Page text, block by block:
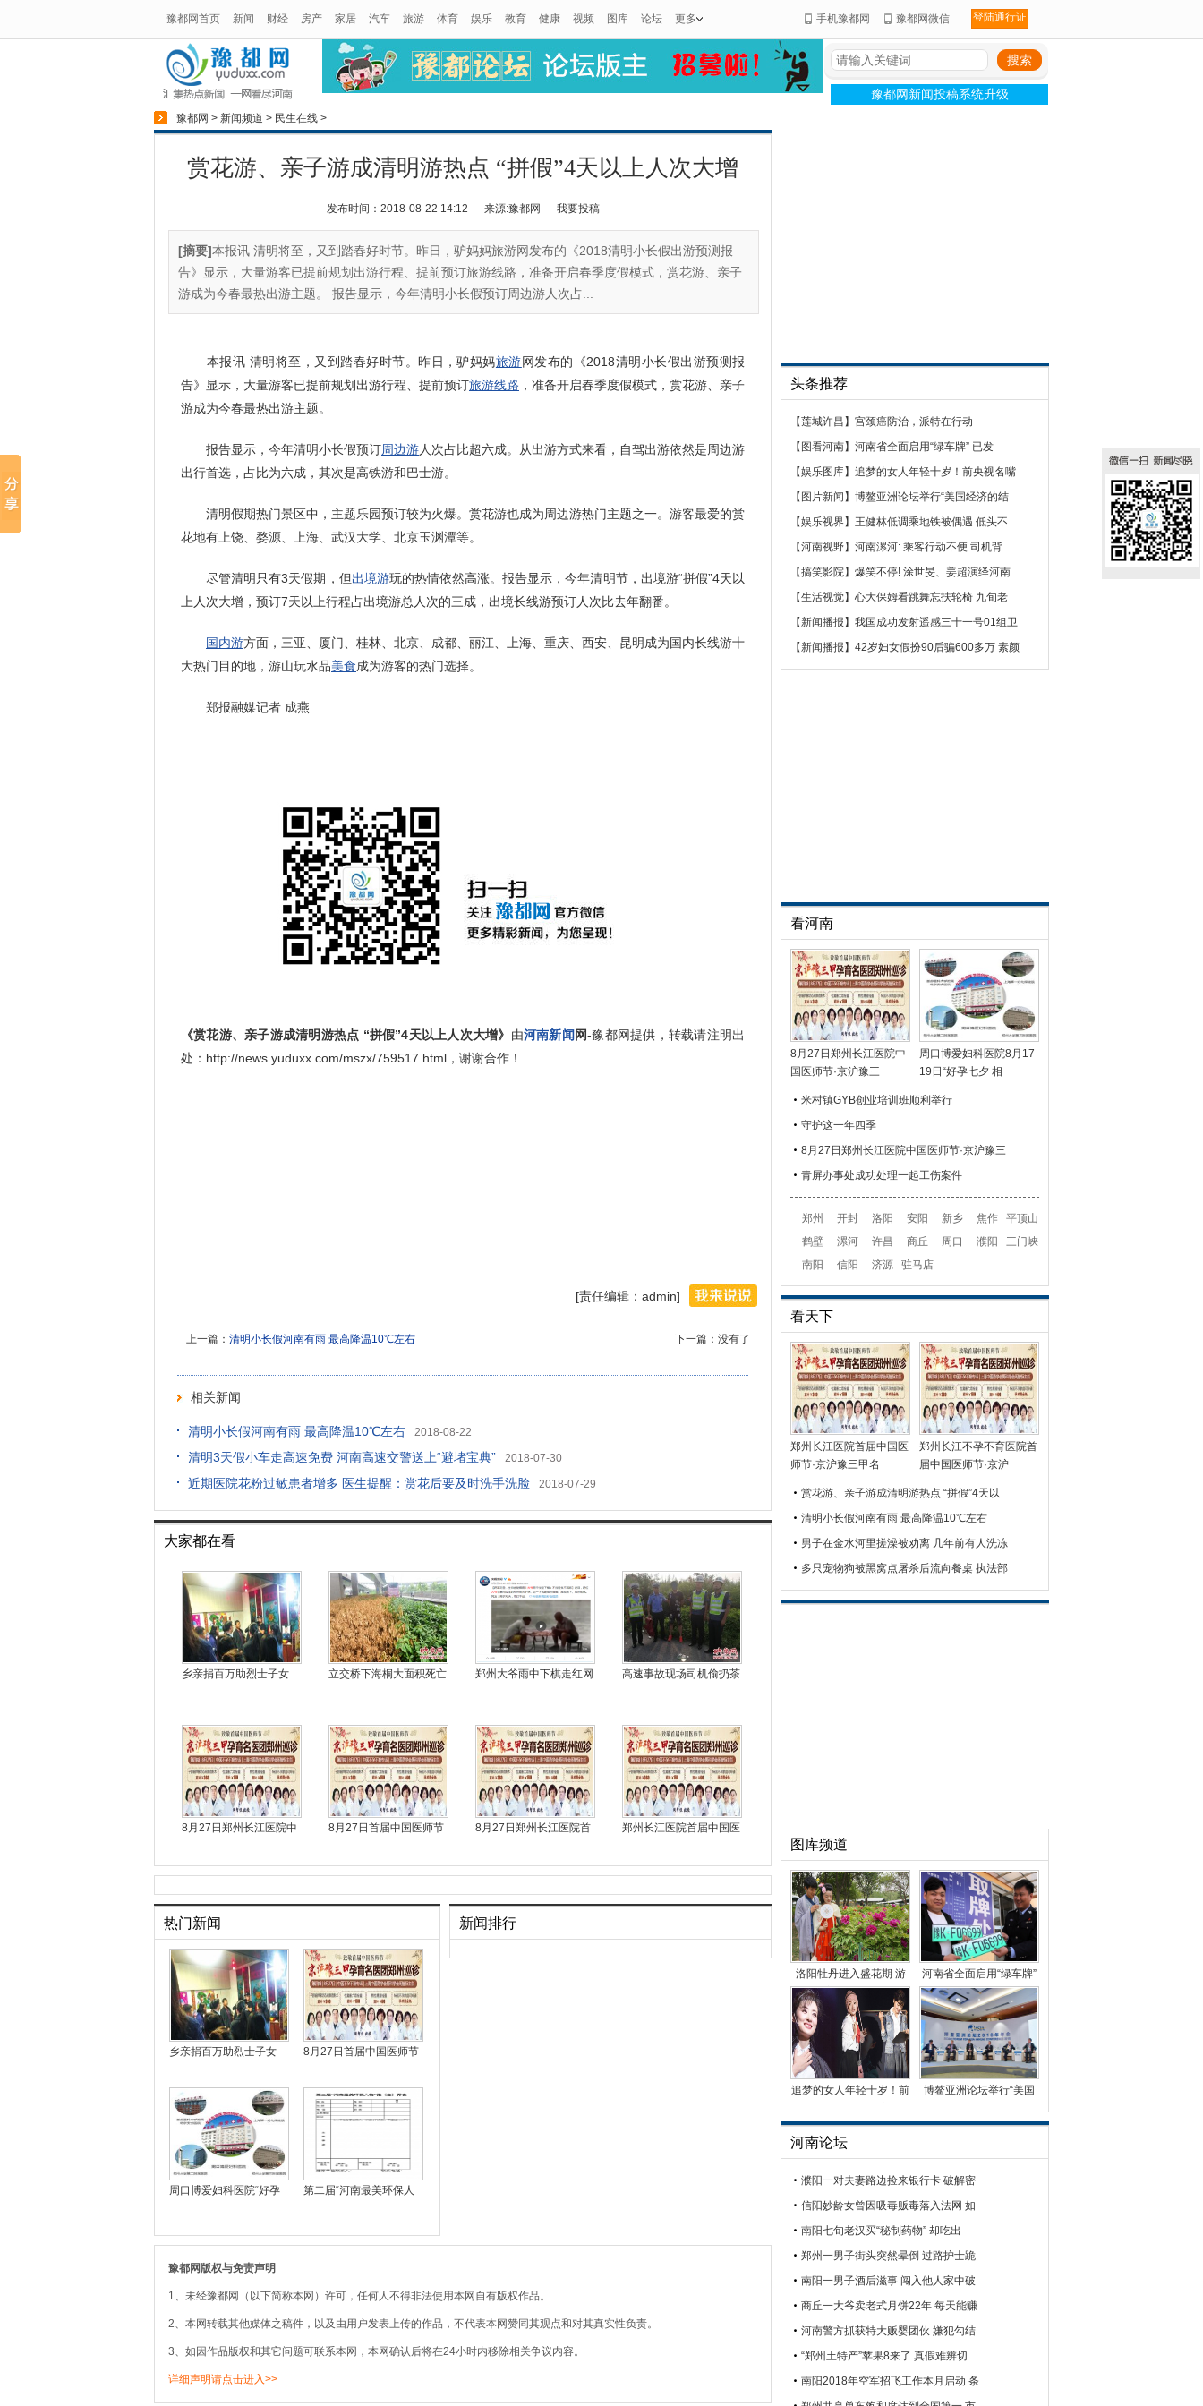
豫都网首页 新闻 财经 房产 家居 汽车 旅游 体育 娱乐 教育 健康 视频 图库 论坛 更多 手机豫都网 豫都网微信 登陆通行证
豫都网新闻投稿系统升级
豫都网 > 新闻频道 > 民生在线 >
赏花游、亲子游成清明游热点 “拼假”4天以上人次大增
发布时间：2018-08-22 14:12 来源:豫都网 我要投稿
[摘要]本报讯 清明将至，又到踏春好时节。昨日，驴妈妈旅游网发布的《2018清明小长假出游预测报
告》显示，大量游客已提前规划出游行程、提前预订旅游线路，准备开启春季度假模式，赏花游、亲子
游成为今春最热出游主题。 报告显示，今年清明小长假预订周边游人次占...
本报讯 清明将至，又到踏春好时节。昨日，驴妈妈旅游网发布的《2018清明小长假出游预测报
告》显示，大量游客已提前规划出游行程、提前预订旅游线路 ，准备开启春季度假模式，赏花游、亲子
游成为今春最热出游主题。
报告显示，今年清明小长假预订周边游人次占比超六成。从出游方式来看，自驾出游依然是周边游
出行首选，占比为六成，其次是高铁游和巴士游。
清明假期热门景区中，主题乐园预订较为火爆。赏花游也成为周边游热门主题之一。游客最爱的赏
花地有上饶、婺源、上海、武汉大学、北京玉渊潭等。
尽管清明只有3天假期，但出境游玩的热情依然高涨。报告显示，今年清明节，出境游“拼假”4天以
上人次大增，预订7天以上行程占出境游总人次的三成，出境长线游预订人次比去年翻番。
国内游方面，三亚、厦门、桂林、北京、成都、丽江、上海、重庆、西安、昆明成为国内长线游十
大热门目的地，游山玩水品美食成为游客的热门选择。
郑报融媒记者 成燕
《赏花游、亲子游成清明游热点 “拼假”4天以上人次大增》 由河南新闻 网-豫都网提供，转载请注明出
处：http://news.yuduxx.com/mszx/759517.html，谢谢合作！
[责任编辑：admin]
下一篇：没有了
上一篇： 清明小长假河南有雨 最高降温10℃左右
相关新闻
清明小长假河南有雨 最高降温10℃左右 2018-08-22
清明3天假小车走高速免费 河南高速交警送上“避堵宝典” 2018-07-30
近期医院花粉过敏患者增多 医生提醒：赏花后要及时洗手洗脸 2018-07-29
大家都在看
乡亲捐百万助烈士子女 立交桥下海桐大面积死亡 郑州大爷雨中下棋走红网 高速事故现场司机偷扔茶
8月27日郑州长江医院中 8月27日首届中国医师节 8月27日郑州长江医院首 郑州长江医院首届中国医
热门新闻
乡亲捐百万助烈士子女 8月27日首届中国医师节
周口博爱妇科医院“好孕 第二届“河南最美环保人
新闻排行
豫都网版权与免责声明
1、未经豫都网（以下简称本网）许可，任何人不得非法使用本网自有版权作品。
2、本网转载其他媒体之稿件，以及由用户发表上传的作品，不代表本网赞同其观点和对其真实性负责。
3、如因作品版权和其它问题可联系本网，本网确认后将在24小时内移除相关争议内容。
详细声明请点击进入>>
头条推荐
【莲城许昌 】 宫颈癌防治，派特在行动
【 图看河南】 河南省全面启用“绿车牌” 已发
【娱乐图库】 追梦的女人年轻十岁！前央视名嘴
【 图片新闻 】 博鳌亚洲论坛举行“美国经济的结
【娱乐视界】 王健林低调乘地铁被偶遇 低头不
【河南视野】 河南漯河: 乘客行动不便 司机背
【搞笑影院】 爆笑不停! 涂世旻、姜超演绎河南
【生活视觉】 心大保姆看跳舞忘扶轮椅 九旬老
【新闻播报 】 我国成功发射遥感三十一号01组卫
【新闻播报 】 42岁妇女假扮90后骗600多万 素颜
看河南
8月27日郑州长江医院中
国医师节·京沪豫三
周口博爱妇科医院8月17-
19日“好孕七夕 相
米村镇GYB创业培训班顺利举行
守护这一年四季
8月27日郑州长江医院中国医师节·京沪豫三
青屏办事处成功处理一起工伤案件
郑州 开封 洛阳 安阳 新乡 焦作
平顶山
鹤壁
漯河 许昌 商丘 周口 濮阳
三门峡
南阳
信阳 济源 驻马店
看天下
郑州长江医院首届中国医
师节·京沪豫三甲名
郑州长江不孕不育医院首
届中国医师节·京沪
赏花游、亲子游成清明游热点 “拼假”4天以
清明小长假河南有雨 最高降温10℃左右
男子在金水河里搓澡被劝离 几年前有人洗冻
多只宠物狗被黑窝点屠杀后流向餐桌 执法部
图库频道
洛阳牡丹进入盛花期 游
客徜徉花海
河南省全面启用“绿车牌”
已发放3万余副
追梦的女人年轻十岁！前
博鳌亚洲论坛举行“美国
河南论坛
濮阳一对夫妻路边捡来银行卡 破解密
信阳妙龄女曾因吸毒贩毒落入法网 如
南阳七旬老汉买“秘制药物” 却吃出
郑州一男子街头突然晕倒 过路护士跪
南阳一男子酒后滋事 闯入他人家中破
商丘一大爷卖老式月饼22年 每天能赚
河南警方抓获特大贩婴团伙 嫌犯勾结
“郑州土特产”苹果8来了 真假难辨切
南阳2018年空军招飞工作本月启动 条